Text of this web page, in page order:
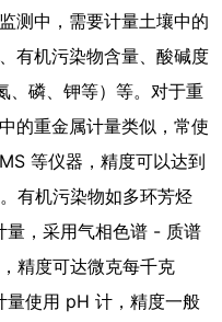
测中，需要计量土壤中的
有机污染物含量、酸碱度
、磷、钾等）等。对于重
的重金属计量类似，常使
等仪器，精度可以达到
有机污染物如多环芳烃
量，采用气相色谱 - 质谱
精度可达微克每千克
量使用 pH 计，精度一般